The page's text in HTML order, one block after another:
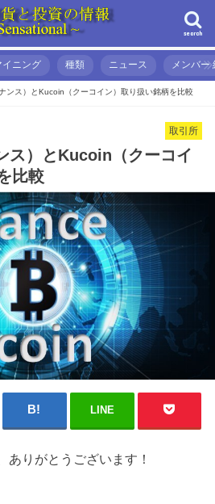
search
イニング 種類 ニュース メンバー
ンス）とKucoin（クーコイン）取り扱い銘柄を比較
取引所
ス）とKucoin（クーコイ
比較
LINE
ありがとうございます！